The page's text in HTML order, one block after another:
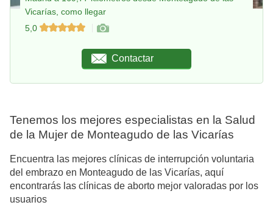
Vicarías, como llegar
5,0
Contactar
Tenemos los mejores especialistas en la Salud
de la Mujer de Monteagudo de las Vicarías
Encuentra las mejores clínicas de interrupción voluntaria
del embrazo en Monteagudo de las Vicarías, aquí
encontrarás las clínicas de aborto mejor valoradas por los
usuarios